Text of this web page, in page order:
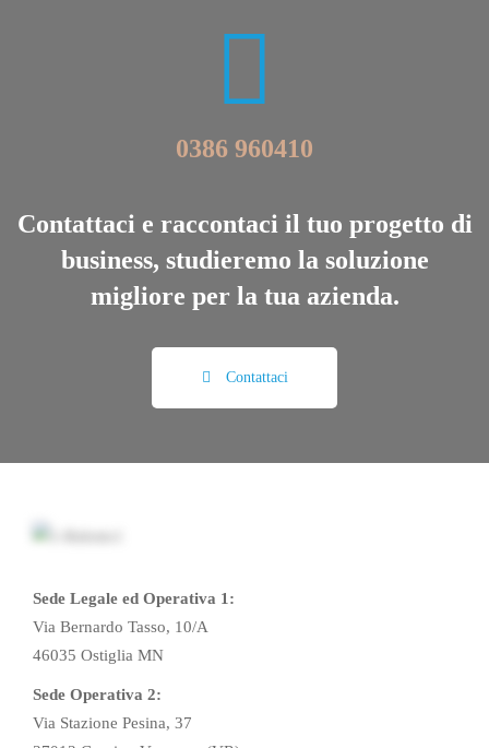
0386 960410
Contattaci e raccontaci il tuo progetto di
business, studieremo la soluzione
migliore per la tua azienda.
Contattaci
Sede Legale ed Operativa 1:
Via Bernardo Tasso, 10/A
46035 Ostiglia MN
Sede Operativa 2:
Via Stazione Pesina, 37